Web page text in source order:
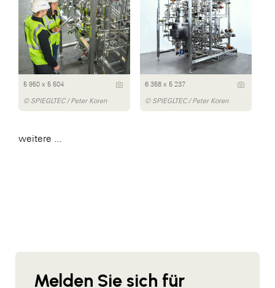
5 950 x 5 504
© SPIEGLTEC / Peter Koren
6 358 x 5 237
© SPIEGLTEC / Peter Koren
weitere ...
Melden Sie sich für